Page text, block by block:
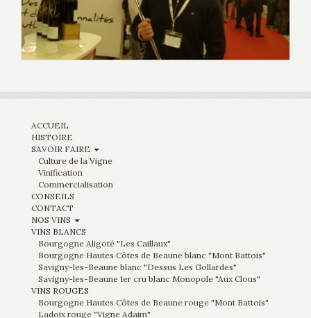
ACCUEIL
HISTOIRE
SAVOIR FAIRE
Culture de la Vigne
Vinification
Commercialisation
CONSEILS
CONTACT
NOS VINS
VINS BLANCS
Bourgogne Aligoté "Les Caillaux"
Bourgogne Hautes Côtes de Beaune blanc "Mont Battois"
Savigny-les-Beaune blanc "Dessus Les Gollardes"
Savigny-les-Beaune 1er cru blanc Monopole "Aux Clous"
VINS ROUGES
Bourgogne Hautes Côtes de Beaune rouge "Mont Battois"
Ladoix rouge "Vigne Adaim"